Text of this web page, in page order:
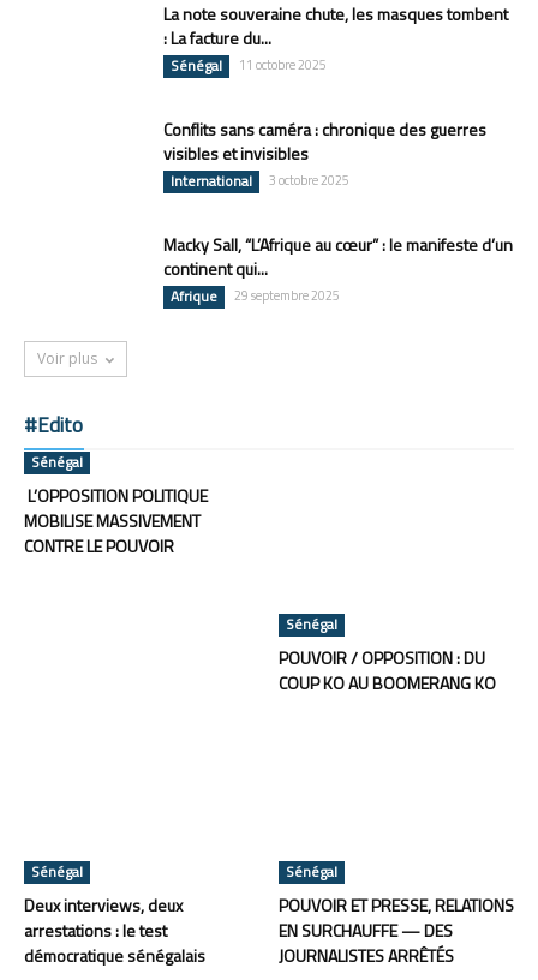
La note souveraine chute, les masques tombent
: La facture du...
Sénégal 11 octobre 2025
Conflits sans caméra : chronique des guerres
visibles et invisibles
International 3 octobre 2025
Macky Sall, “L’Afrique au cœur” : le manifeste d’un
continent qui...
Afrique 29 septembre 2025
Voir plus
#Edito
Sénégal
L’OPPOSITION POLITIQUE
MOBILISE MASSIVEMENT
CONTRE LE POUVOIR
Sénégal
POUVOIR / OPPOSITION : DU
COUP KO AU BOOMERANG KO
Sénégal
Deux interviews, deux
arrestations : le test
démocratique sénégalais
Sénégal
POUVOIR ET PRESSE, RELATIONS
EN SURCHAUFFE — DES
JOURNALISTES ARRÊTÉS